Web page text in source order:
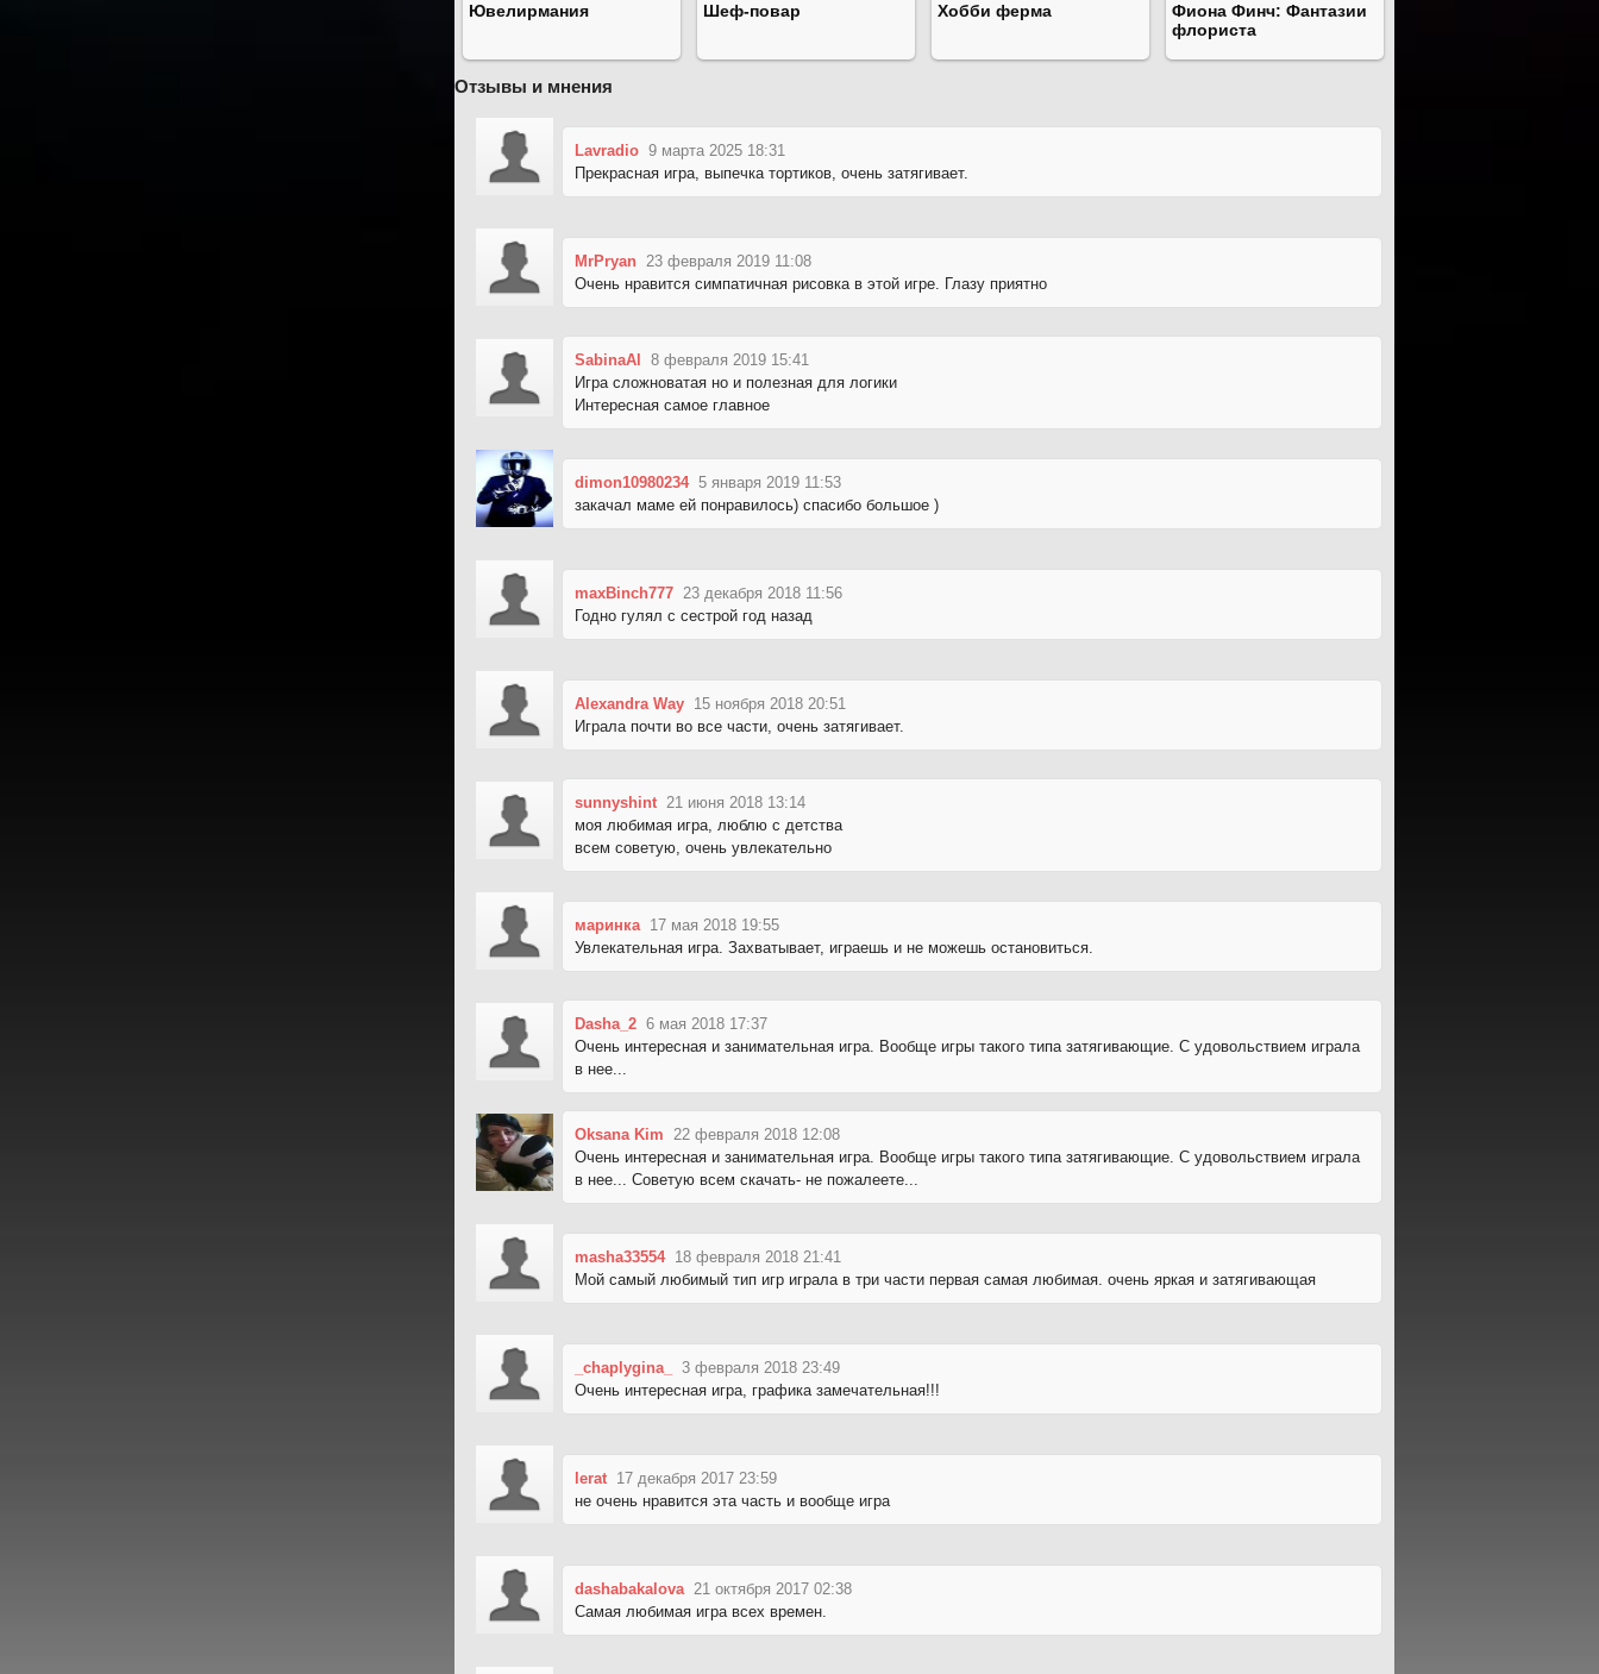
Ювелирмания Шеф-повар Хобби ферма
Фиона Финч: Фантазии
флориста
Отзывы и мнения
Lavradio 9 марта 2025 18:31
Прекрасная игра, выпечка тортиков, очень затягивает.
MrPryan 23 февраля 2019 11:08
Очень нравится симпатичная рисовка в этой игре. Глазу приятно
SabinaAl
8 февраля 2019 15:41
Игра сложноватая но и полезная для логики
Интересная самое главное
dimon10980234 5 января 2019 11:53
закачал маме ей понравилось) спасибо большое )
maxBinch777 23 декабря 2018 11:56
Годно гулял с сестрой год назад
Alexandra Way 15 ноября 2018 20:51
Играла почти во все части, очень затягивает.
sunnyshint 21 июня 2018 13:14
моя любимая игра, люблю с детства
всем советую, очень увлекательно
маринка 17 мая 2018 19:55
Увлекательная игра. Захватывает, играешь и не можешь остановиться.
Dasha_2 6 мая 2018 17:37
Очень интересная и занимательная игра. Вообще игры такого типа затягивающие. С удовольствием играла
в нее...
Oksana Kim 22 февраля 2018 12:08
Очень интересная и занимательная игра. Вообще игры такого типа затягивающие. С удовольствием играла
в нее... Советую всем скачать- не пожалеете...
masha33554 18 февраля 2018 21:41
Мой самый любимый тип игр играла в три части первая самая любимая. очень яркая и затягивающая
_chaplygina_
3 февраля 2018 23:49
Очень интересная игра, графика замечательная!!!
lerat 17 декабря 2017 23:59
не очень нравится эта часть и вообще игра
dashabakalova 21 октября 2017 02:38
Самая любимая игра всех времен.